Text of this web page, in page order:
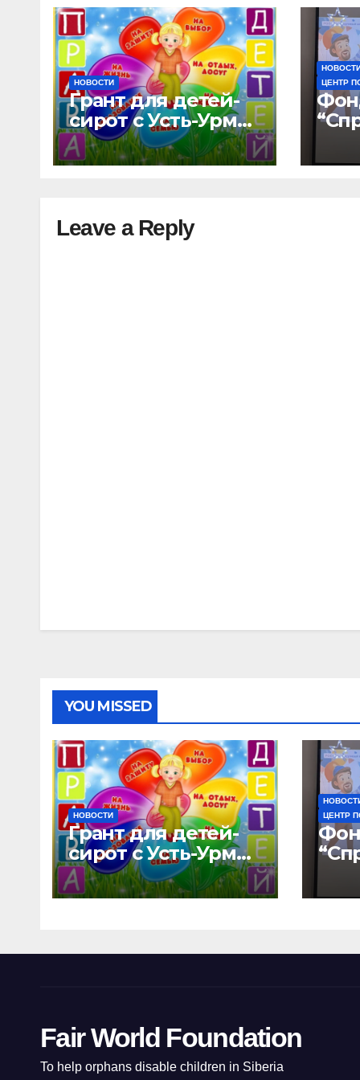
НОВОСТИ
Грант для детей-
сирот с Усть-Урмы
и детского дома
“Малышок”
ЦЕНТР
дом
Leave a Reply
YOU MISSED
НОВОСТИ
Грант для детей-
сирот с Усть-Урмы
и детского дома
“Малышок”
ЦЕНТР
Fair World Foundation
To help orphans disable children in Siberia